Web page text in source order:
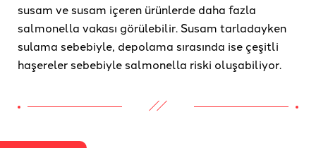
susam ve susam içeren ürünlerde daha fazla
salmonella vakası görülebilir. Susam tarladayken
sulama sebebiyle, depolama sırasında ise çeşitli
haşereler sebebiyle salmonella riski oluşabiliyor.